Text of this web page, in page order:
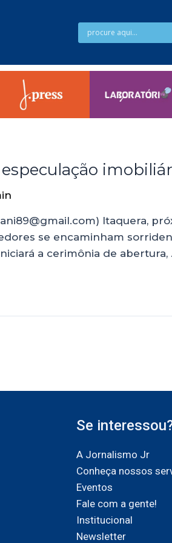
Itaquera,
se encaminham
a cerimônia de abertura,
Se
A Jornalismo Jr
Conheça nossos
Eventos
Fale com a gente!
Institucional
Newsletter